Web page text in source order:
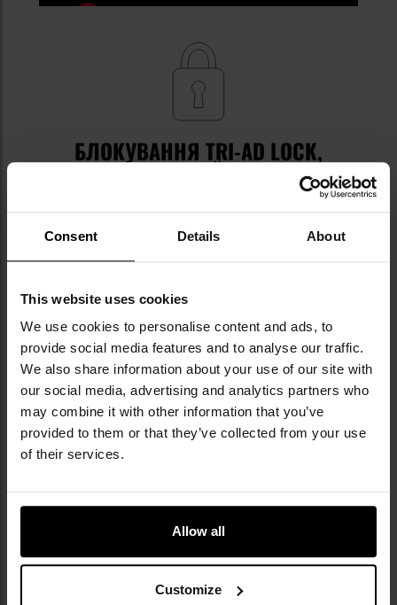
Consent Details About
This website uses cookies
We use cookies to personalise content and ads, to
provide social media features and to analyse our traffic.
We also share information about your use of our site with
our social media, advertising and analytics partners who
may combine it with other information that you’ve
provided to them or that they’ve collected from your use
of their services.
Allow all
Customize
БЛОКУВАННЯ TRI-AD LOCK,
ДВОСТОРОННІЙ ШПЕНЬОК
У відкритому положенні лезо захищенесистемою
блокування Tri-Ad Lock, яка є вдосконаленою
ножах. Конструкція базується на штифті зі сплаву,
який приймає сили, що діють на лезо, і передає їх
на корпус рукоятки, мінімізуючи знос механізму.
Система автоматично компенсує природний знос,
забезпечуючи надійність блокування. На лезі
розташований двосторонній шпеньок під великий
палець, що дозволяє швидко відкрити ніж однією
рукою.